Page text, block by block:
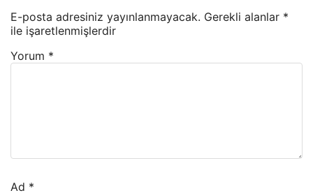
E-posta adresiniz yayınlanmayacak. Gerekli alanlar *
ile işaretlenmişlerdir
Yorum *
Ad *